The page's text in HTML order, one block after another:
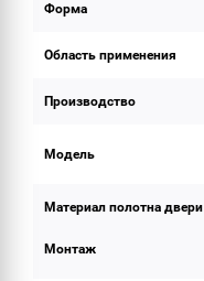
Форма
Область применения
Производство
Модель
Материал полотна двери
Монтаж